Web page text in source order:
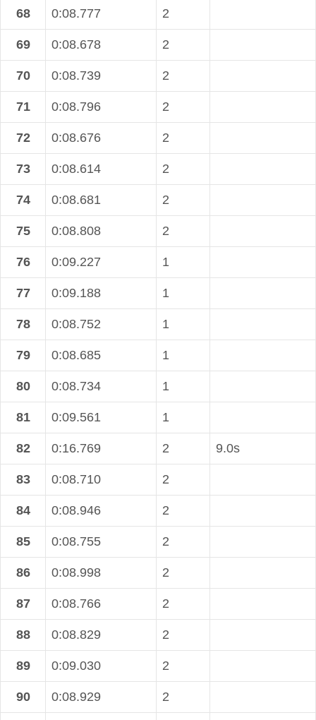
68 0:08.777 2
69 0:08.678 2
70 0:08.739 2
71 0:08.796 2
72 0:08.676 2
73 0:08.614 2
74 0:08.681 2
75 0:08.808 2
76 0:09.227 1
77 0:09.188 1
78 0:08.752 1
79 0:08.685 1
80 0:08.734 1
81 0:09.561 1
82 0:16.769 2 9.0s
83 0:08.710 2
84 0:08.946 2
85 0:08.755 2
86 0:08.998 2
87 0:08.766 2
88 0:08.829 2
89 0:09.030 2
90 0:08.929 2